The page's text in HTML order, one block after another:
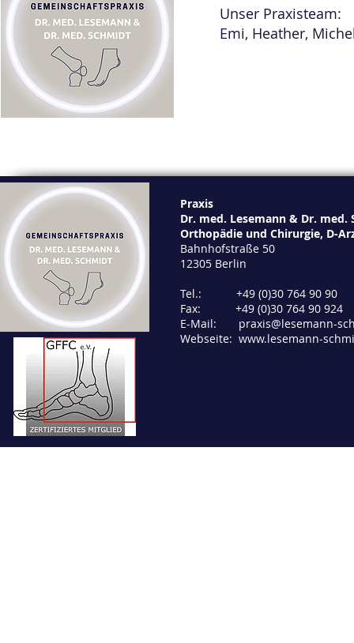
Unser Praxisteam:
Emi, Heather,
Praxis
Dr. med. Lesemann & Dr. med.
Orthopädie und Chirurgie, D-
Bahnhofstraße 50
12305 Berlin
Tel.: +49 (0)30 764 90 90
Fax: +49 (0)30 764 90 924
E-Mail: praxis@lesemann-
Webseite: www.lesemann-